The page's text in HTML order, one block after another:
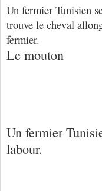
Un fermier Tunisien
trouve le cheval
fermier.
Le mouton
Un fermier
labour.